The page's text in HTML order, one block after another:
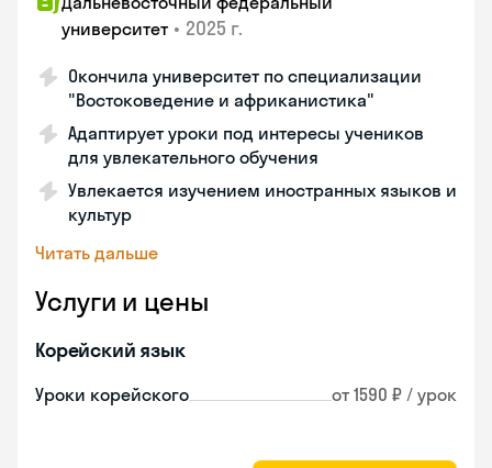
университет • 2025 г.
Окончила университет по специализации
"Востоковедение и африканистика"
Адаптирует уроки под интересы учеников
для увлекательного обучения
Увлекается изучением иностранных языков и
культур
Читать дальше
Услуги и цены
Корейский язык
Уроки корейского от 1590 ₽ / урок